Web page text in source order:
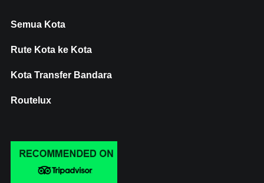
Semua Kota
Rute Kota ke Kota
Kota Transfer Bandara
Routelux